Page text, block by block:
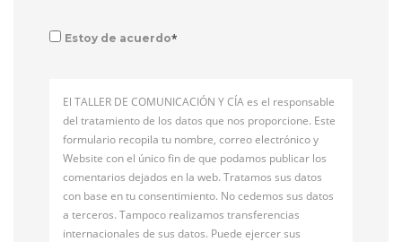
Estoy de acuerdo*
El TALLER DE COMUNICACIÓN Y CÍA es el responsable
del tratamiento de los datos que nos proporcione. Este
formulario recopila tu nombre, correo electrónico y
Website con el único fin de que podamos publicar los
comentarios dejados en la web. Tratamos sus datos
con base en tu consentimiento. No cedemos sus datos
a terceros. Tampoco realizamos transferencias
internacionales de sus datos. Puede ejercer sus